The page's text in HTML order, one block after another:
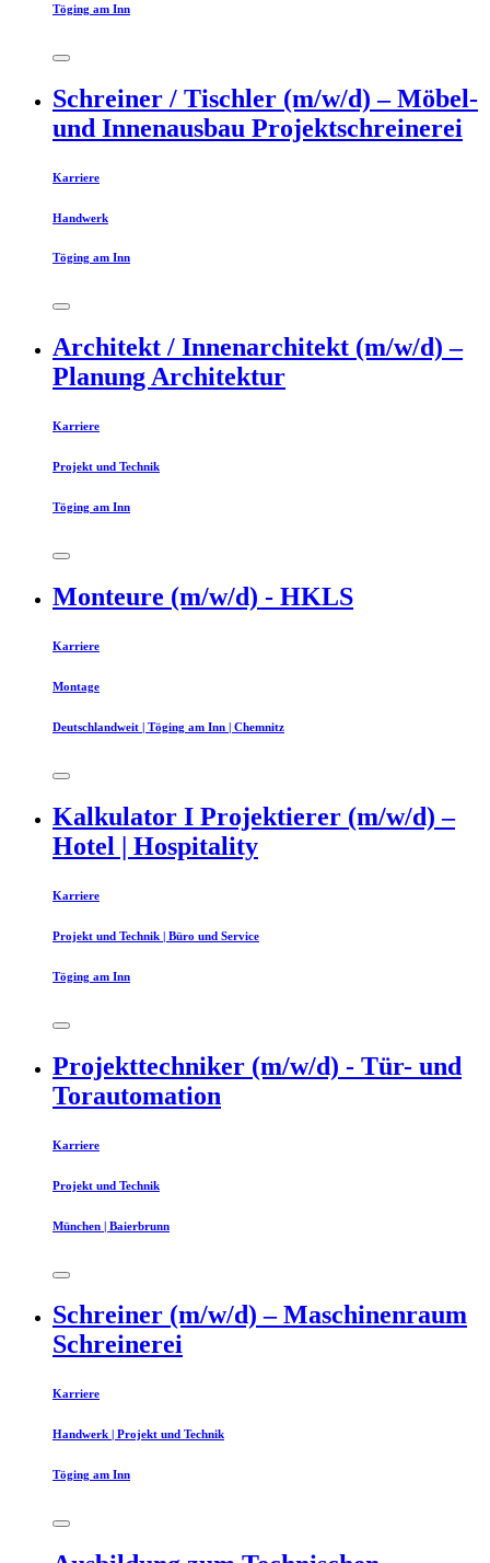
Töging am Inn
Schreiner / Tischler (m/w/d) – Möbel-
und Innenausbau Projektschreinerei
Karriere
Handwerk
Töging am Inn
Architekt / Innenarchitekt (m/w/d) –
Planung Architektur
Karriere
Projekt und Technik
Töging am Inn
Monteure (m/w/d) - HKLS
Karriere
Montage
Deutschlandweit | Töging am Inn | Chemnitz
Kalkulator I Projektierer (m/w/d) –
Hotel | Hospitality
Karriere
Projekt und Technik | Büro und Service
Töging am Inn
Projekttechniker (m/w/d) - Tür- und
Torautomation
Karriere
Projekt und Technik
München | Baierbrunn
Schreiner (m/w/d) – Maschinenraum
Schreinerei
Karriere
Handwerk | Projekt und Technik
Töging am Inn